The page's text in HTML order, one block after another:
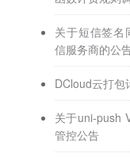
关于短信签名
信服务商的公
DCloud云打包
关于uni-push
管控公告